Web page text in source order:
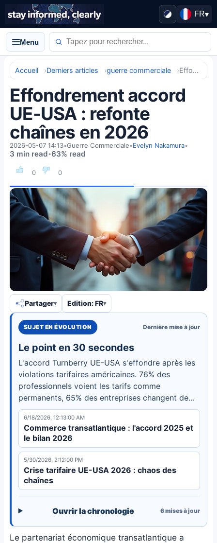
FR▾
Menu
Accueil Derniers articles guerre commerciale Effondrement accord UE-USA : refonte chaînes en 2026
Effondrement accord
UE-USA : refonte
chaînes en 2026
0 0
2026-05-07 14:13•Guerre Commerciale•Evelyn Nakamura•
3 min read•63% read
Partager Edition: FR
SUJET EN ÉVOLUTION Dernière mise à jour
Le point en 30 secondes
L'accord Turnberry UE-USA s'effondre après les
violations tarifaires américaines. 76% des
professionnels voient les tarifs comme
permanents, 65% des entreprises changent de
sources. L'UE active l'instrument anti-contrainte,
forçant une bifurcation des chaînes
d'approvisionnement.
6/18/2026, 12:13:00 AM
Commerce transatlantique : l'accord 2025 et
le bilan 2026
5/30/2026, 2:12:00 PM
Crise tarifaire UE-USA 2026 : chaos des
chaînes
Ouvrir la chronologie 6mises à jour
Le partenariat économique transatlantique a